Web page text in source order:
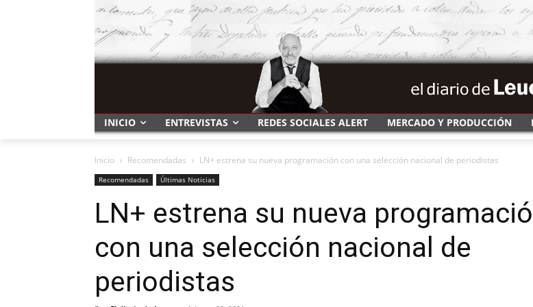
INICIO ENTREVISTAS REDES SOCIALES ALERT MERCADO Y PRODUCCIÓN
Inicio Recomendadas LN+ estrena su nueva programación con una selección nacional de periodistas
Recomendadas Últimas Noticias
LN+ estrena su nueva
con una selección nacional de
periodistas